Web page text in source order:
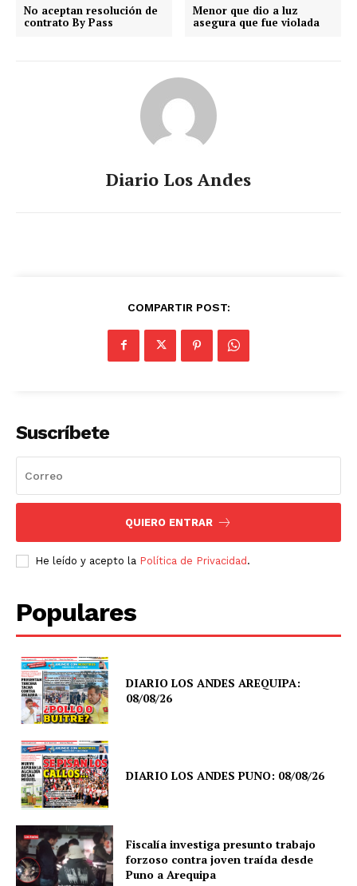
No aceptan resolución de
contrato By Pass
Menor que dio a luz
asegura que fue violada
Diario Los Andes
COMPARTIR POST:
Suscríbete
QUIERO ENTRAR
He leído y acepto la Política de Privacidad.
Populares
DIARIO LOS ANDES AREQUIPA:
08/08/26
DIARIO LOS ANDES PUNO: 08/08/26
Fiscalía investiga presunto trabajo
forzoso contra joven traída desde
Puno a Arequipa